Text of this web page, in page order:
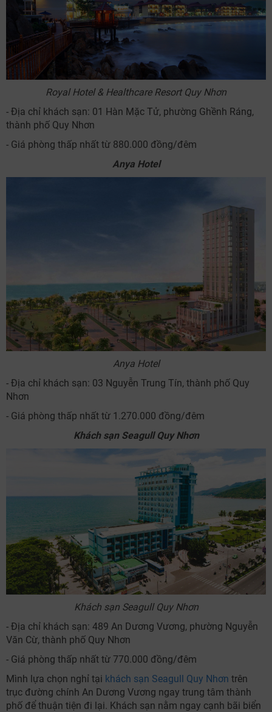
Royal Hotel & Healthcare Resort Quy Nhơn
- Địa chỉ khách sạn: 01 Hàn Mặc Tử, phường Ghềnh Ráng,
thành phố Quy Nhơn
- Giá phòng thấp nhất từ 880.000 đồng/đêm
Anya Hotel
Anya Hotel
- Địa chỉ khách sạn: 03 Nguyễn Trung Tín, thành phố Quy
Nhơn
- Giá phòng thấp nhất từ 1.270.000 đồng/đêm
Khách sạn Seagull Quy Nhơn
Khách sạn Seagull Quy Nhơn
- Địa chỉ khách sạn: 489 An Dương Vương, phường Nguyễn
Văn Cừ, thành phố Quy Nhơn
- Giá phòng thấp nhất từ 770.000 đồng/đêm
Mình lựa chọn nghỉ tại khách sạn Seagull Quy Nhơn trên
trục đường chính An Dương Vương ngay trung tâm thành
phố để thuận tiện đi lại. Khách sạn nằm ngay cạnh bãi biển